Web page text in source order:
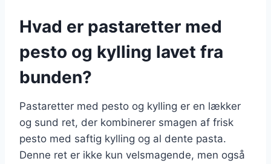
Hvad er pastaretter med
pesto og kylling lavet fra
bunden?
Pastaretter med pesto og kylling er en lækker
og sund ret, der kombinerer smagen af frisk
pesto med saftig kylling og al dente pasta.
Denne ret er ikke kun velsmagende, men også